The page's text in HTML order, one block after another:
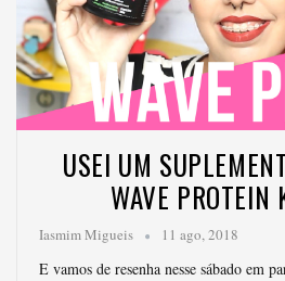
USEI UM
WAVE PROTEIN
Iasmim Migueis 11 ago, 2018
E vamos de resenha nesse sábado em